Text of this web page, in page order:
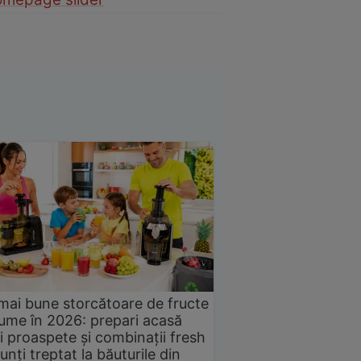
bune storcătoare de fructe
în 2026: prepari acasă
proaspete și combinații fresh
treptat la băuturile din